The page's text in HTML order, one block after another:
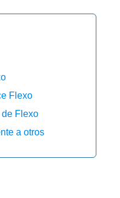
Flexo
Flexo
a otros